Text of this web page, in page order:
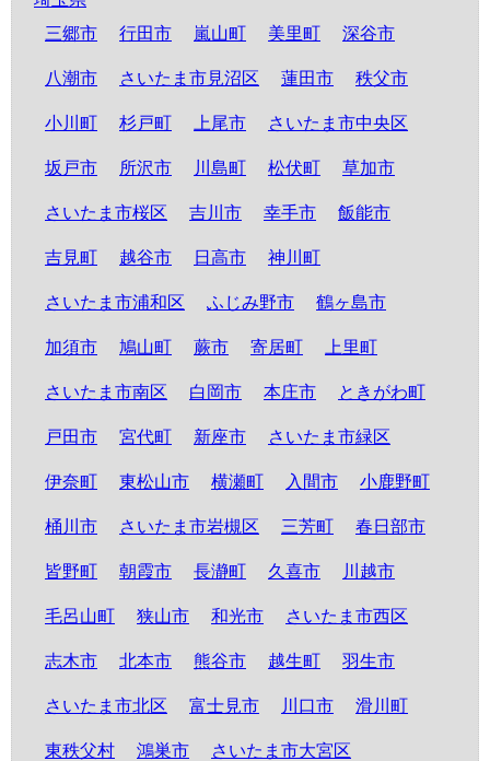
三郷市
行田市 嵐山町 美里町 深谷市
八潮市 さいたま市見沼区 蓮田市 秩父市
小川町 杉戸町 上尾市 さいたま市中央区
坂戸市 所沢市 川島町 松伏町 草加市
さいたま市桜区 吉川市 幸手市 飯能市
吉見町 越谷市 日高市 神川町
さいたま市浦和区 ふじみ野市 鶴ヶ島市
加須市 鳩山町 蕨市 寄居町 上里町
さいたま市南区 白岡市 本庄市 ときがわ町
戸田市 宮代町 新座市 さいたま市緑区
伊奈町 東松山市 横瀬町 入間市 小鹿野町
桶川市 さいたま市岩槻区 三芳町 春日部市
皆野町 朝霞市 長瀞町 久喜市 川越市
毛呂山町 狭山市 和光市 さいたま市西区
志木市 北本市 熊谷市 越生町 羽生市
さいたま市北区 富士見市 川口市 滑川町
東秩父村 鴻巣市 さいたま市大宮区